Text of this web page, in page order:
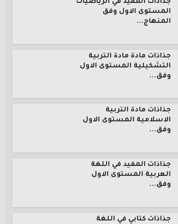
جذاذات المفيد في الرياضيات
المستوى الاول وفق
المنهاج...
جذاذات مادة مادة التربية
التشكيلية المستوى الاول
وفق...
جذاذات مادة التربية
الاسلامية المستوى الاول
وفق...
جذاذات المفيد في اللغة
العربية المستوى الاول
وفق...
جذاذات كتابي في اللغة